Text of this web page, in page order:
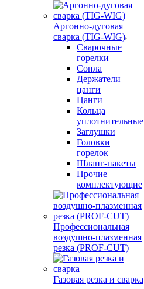
Аргонно-дуговая
сварка (TIG-WIG)
Сварочные
горелки
Сопла
Держатели
цанги
Цанги
Кольца
уплотнительные
Заглушки
Головки
горелок
Шланг-пакеты
Прочие
комплектующие
Профессиональная
воздушно-плазменная
резка (PROF-CUT)
Газовая резка и сварка